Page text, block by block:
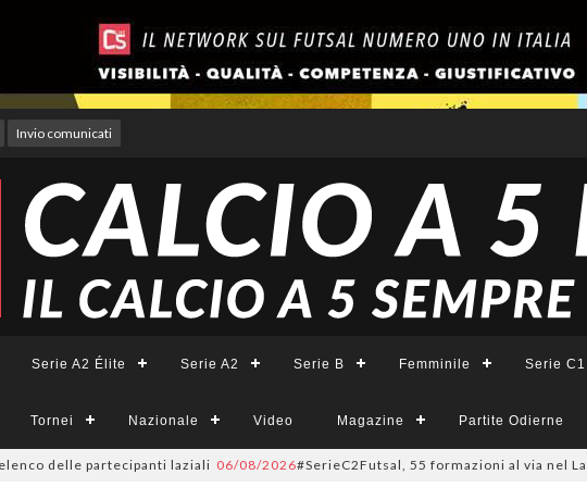
Invio comunicati
Serie A2 Élite Serie A2 Serie B Femminile Serie C1
Tornei Nazionale Video Magazine Partite Odierne
partecipanti laziali 06/08/2026#SerieC2Futsal, 55 formazioni al via nel Lazio: la